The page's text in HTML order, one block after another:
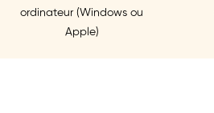
ordinateur (Windows ou
Apple)